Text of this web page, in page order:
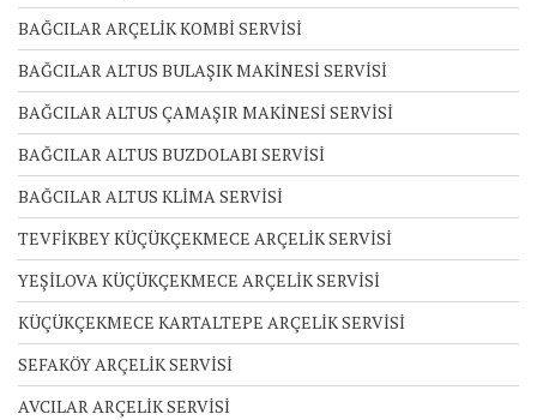
BAĞCILAR ARÇELİK KOMBİ SERVİSİ
BAĞCILAR ALTUS BULAŞIK MAKİNESİ SERVİSİ
BAĞCILAR ALTUS ÇAMAŞIR MAKİNESİ SERVİSİ
BAĞCILAR ALTUS BUZDOLABI SERVİSİ
BAĞCILAR ALTUS KLİMA SERVİSİ
TEVFİKBEY KÜÇÜKÇEKMECE ARÇELİK SERVİSİ
YEŞİLOVA KÜÇÜKÇEKMECE ARÇELİK SERVİSİ
KÜÇÜKÇEKMECE KARTALTEPE ARÇELİK SERVİSİ
SEFAKÖY ARÇELİK SERVİSİ
AVCILAR ARÇELİK SERVİSİ